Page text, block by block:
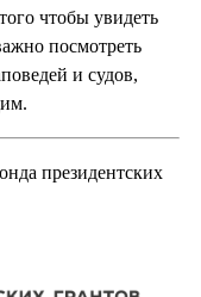
чтобы увидеть
посмотреть
и судов,
президентских